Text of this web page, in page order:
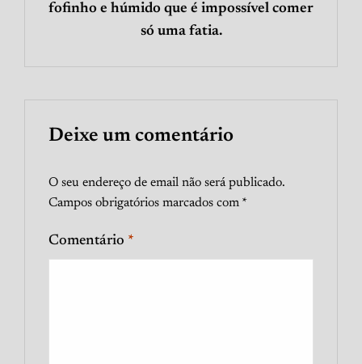
fofinho e húmido que é impossível comer
só uma fatia.
Deixe um comentário
O seu endereço de email não será publicado.
Campos obrigatórios marcados com *
Comentário *